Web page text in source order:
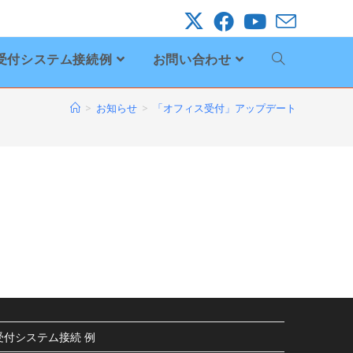
付システム接続例 お問い合わせ
> お知らせ > 「オフィス受付」アップデート
付システム接続 例